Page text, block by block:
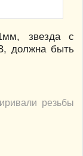
звезда с
должна быть
резьбы